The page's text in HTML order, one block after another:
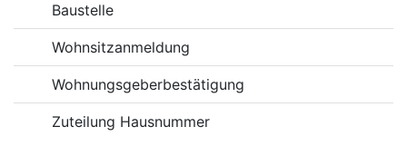
Baustelle
Wohnsitzanmeldung
Wohnungsgeberbestätigung
Zuteilung Hausnummer